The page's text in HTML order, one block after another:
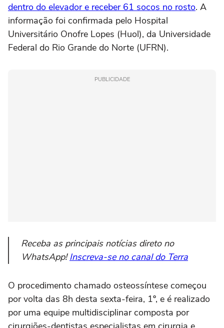
dentro do elevador e receber 61 socos no rosto. A
informação foi confirmada pelo Hospital
Universitário Onofre Lopes (Huol), da Universidade
Federal do Rio Grande do Norte (UFRN).
PUBLICIDADE
Receba as principais notícias direto no
WhatsApp!Inscreva-se no canal do Terra
O procedimento chamado osteossíntese começou
por volta das 8h desta sexta-feira, 1º, e é realizado
por uma equipe multidisciplinar composta por